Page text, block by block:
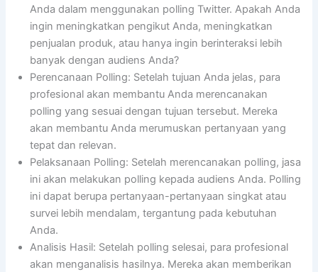
Anda dalam menggunakan polling Twitter. Apakah Anda
ingin meningkatkan pengikut Anda, meningkatkan
penjualan produk, atau hanya ingin berinteraksi lebih
banyak dengan audiens Anda?
Perencanaan Polling: Setelah tujuan Anda jelas, para
profesional akan membantu Anda merencanakan
polling yang sesuai dengan tujuan tersebut. Mereka
akan membantu Anda merumuskan pertanyaan yang
tepat dan relevan.
Pelaksanaan Polling: Setelah merencanakan polling, jasa
ini akan melakukan polling kepada audiens Anda. Polling
ini dapat berupa pertanyaan-pertanyaan singkat atau
survei lebih mendalam, tergantung pada kebutuhan
Anda.
Analisis Hasil: Setelah polling selesai, para profesional
akan menganalisis hasilnya. Mereka akan memberikan